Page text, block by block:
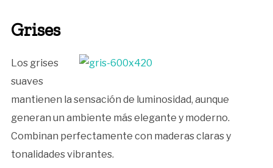
Grises
Los grises
suaves
mantienen la sensación de luminosidad, aunque
generan un ambiente más elegante y moderno.
Combinan perfectamente con maderas claras y
tonalidades vibrantes.